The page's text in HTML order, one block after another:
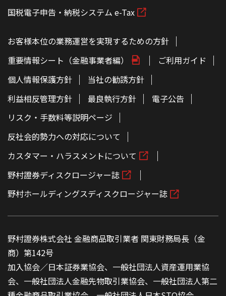
国税電子申告・納税システム e-Tax
お客様本位の業務運営を実現するための方針
重要情報シート（金融事業者編）
ご利用ガイド
個人情報保護方針
当社の勧誘方針
利益相反管理方針
最良執行方針
電子公告
リスク・手数料等説明ページ
反社会的勢力への対応について
カスタマー・ハラスメントについて
野村證券ディスクロージャー誌
野村ホールディングスディスクロージャー誌
野村證券株式会社 金融商品取引業者 関東財務局長（金
商）第142号
加入協会／日本証券業協会、一般社団法人資産運用業協
会、一般社団法人金融先物取引業協会、一般社団法人第二